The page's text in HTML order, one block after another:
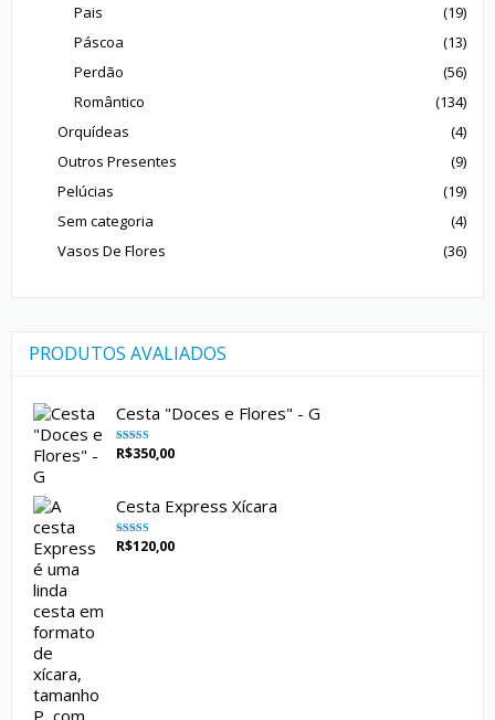
Pais
(19)
Páscoa
(13)
Perdão
(56)
Romântico
(134)
Orquídeas
(4)
Outros Presentes
(9)
Pelúcias
(19)
Sem categoria
(4)
Vasos De Flores
(36)
PRODUTOS AVALIADOS
Cesta "Doces e Flores" - G
Avaliação
5.00de 5
R$350,00
Cesta Express Xícara
Avaliação
5.00 de 5
R$120,00